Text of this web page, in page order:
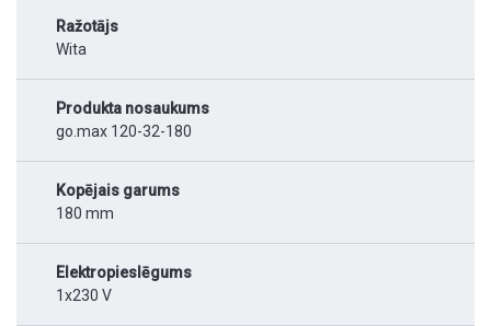
Ražotājs
Wita
Produkta nosaukums
go.max 120-32-180
Kopējais garums
180 mm
Elektropieslēgums
1x230 V